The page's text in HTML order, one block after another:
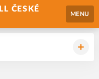
ČESKÉ
MENU